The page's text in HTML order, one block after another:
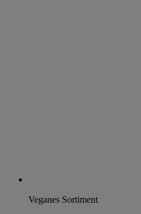
Veganes Sortiment